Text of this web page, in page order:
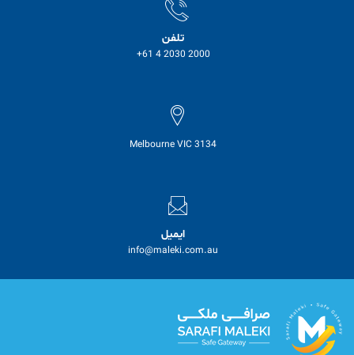
تلفن
+61 4 2030 2000
Melbourne VIC 3134
ایمیل
info@maleki.com.au